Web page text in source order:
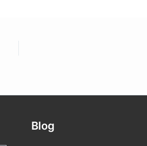
Blog